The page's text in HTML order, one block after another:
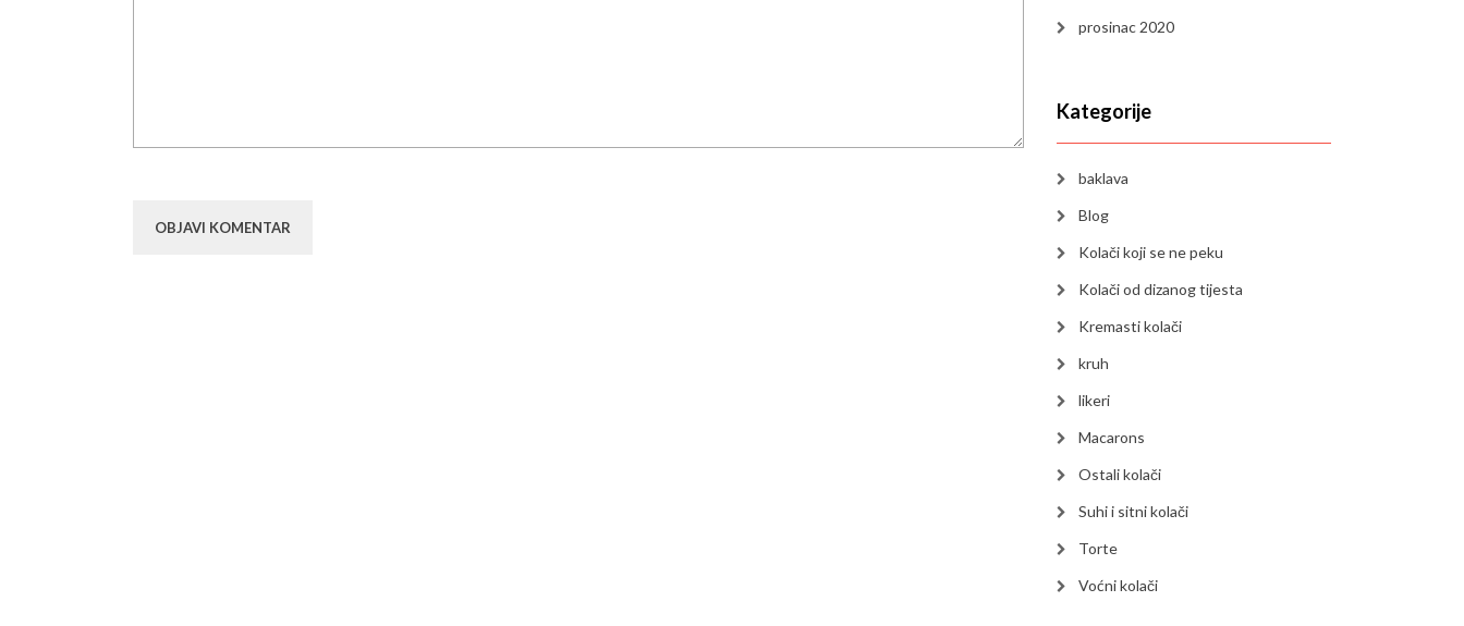
prosinac 2020
Kategorije
baklava
Blog
Kolači koji se ne peku
Kolači od dizanog tijesta
Kremasti kolači
kruh
likeri
Macarons
Ostali kolači
Suhi i sitni kolači
Torte
Voćni kolači